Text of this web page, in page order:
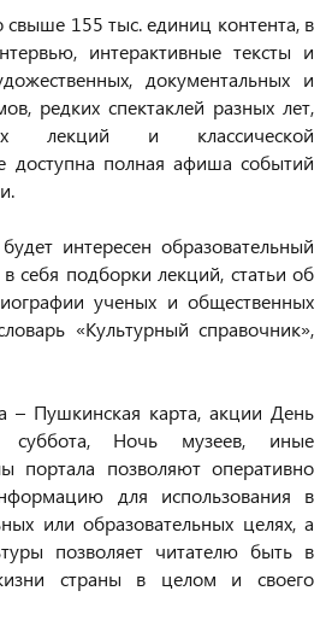
155 тыс. единиц контента, в
интерактивные тексты и
документальных и
редких спектаклей разных лет,
лекций и классической
доступна полная афиша событий
интересен образовательный
себя подборки лекций, статьи об
ученых и общественных
«Культурный справочник»,
– Пушкинская карта, акции День
суббота, Ночь музеев, иные
портала позволяют оперативно
для использования в
или образовательных целях, а
позволяет читателю быть в
страны в целом и своего